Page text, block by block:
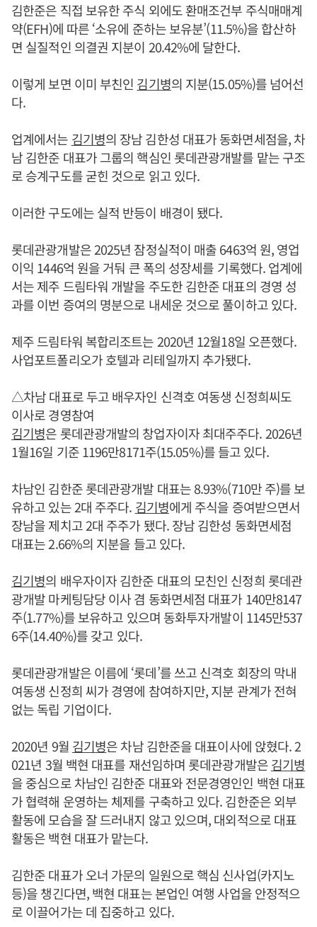
김한준은 직접 보유한 주식 외에도 환매조건부 주식매매계
약(EFH)에 따른 ‘소유에 준하는 보유분’(11.5%)을 합산하
면 실질적인 의결권 지분이 20.42%에 달한다.
이렇게 보면 이미 부친인 김기병의 지분(15.05%)를 넘어선
다.
업계에서는 김기병의 장남 김한성 대표가 동화면세점을, 차
남 김한준 대표가 그룹의 핵심인 롯데관광개발를 맡는 구조
로 승계구도를 굳힌 것으로 읽고 있다.
이러한 구도에는 실적 반등이 배경이 됐다.
롯데관광개발은 2025년 잠정실적이 매출 6463억 원, 영업
이익 1446억 원을 거둬 큰 폭의 성장세를 기록했다. 업계에
서는 제주 드림타워 개발을 주도한 김한준 대표의 경영 성
과를 이번 증여의 명분으로 내세운 것으로 풀이하고 있다.
제주 드림타워 복합리조트는 2020년 12월18일 오픈했다.
사업포트폴리오가 호텔과 리테일까지 추가됐다.
△차남 대표로 두고 배우자인 신격호 여동생 신정희씨도
이사로 경영참여
김기병은 롯데관광개발의 창업자이자 최대주주다. 2026년
1월16일 기준 1196만8171주(15.05%)를 들고 있다.
차남인 김한준 롯데관광개발 대표는 8.93%(710만 주)를 보
유하고 있는 2대 주주다. 김기병에게 주식을 증여받으면서
장남을 제치고 2대 주주가 됐다. 장남 김한성 동화면세점
대표는 2.66%의 지분을 들고 있다.
김기병의 배우자이자 김한준 대표의 모친인 신정희 롯데관
광개발 마케팅담당 이사 겸 동화면세점 대표가 140만8147
주(1.77%)를 보유하고 있으며 동화투자개발이 1145만537
6주(14.40%)를 갖고 있다.
롯데관광개발은 이름에 ‘롯데’를 쓰고 신격호 회장의 막내
여동생 신정희 씨가 경영에 참여하지만, 지분 관계가 전혀
없는 독립 기업이다.
2020년 9월 김기병은 차남 김한준을 대표이사에 앉혔다. 2
021년 3월 백현 대표를 재선임하며 롯데관광개발은김기병
을 중심으로 차남인 김한준 대표와 전문경영인인 백현 대표
가 협력해 운영하는 체제를 구축하고 있다. 김한준은 외부
활동에 모습을 잘 드러내지 않고 있으며, 대외적으로 대표
활동은 백현 대표가 맡는다.
김한준 대표가 오너 가문의 일원으로 핵심 신사업(카지노
등)을 챙긴다면, 백현 대표는 본업인 여행 사업을 안정적으
로 이끌어가는 데 집중하고 있다.